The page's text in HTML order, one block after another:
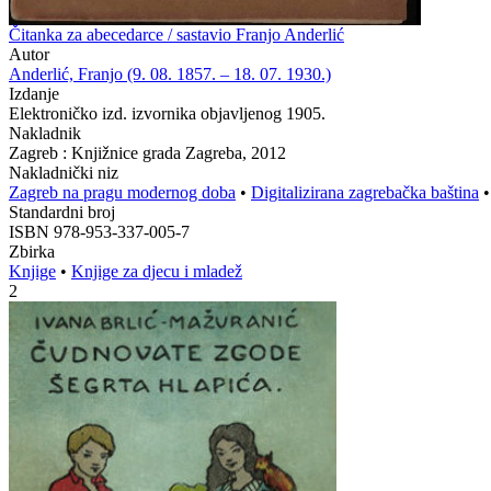
Čitanka za abecedarce / sastavio Franjo Anderlić
Autor
Anderlić, Franjo (9. 08. 1857. – 18. 07. 1930.)
Izdanje
Elektroničko izd. izvornika objavljenog 1905.
Nakladnik
Zagreb : Knjižnice grada Zagreba, 2012
Nakladnički niz
Zagreb na pragu modernog doba • Digitalizirana zagrebačka baština •
Standardni broj
ISBN 978-953-337-005-7
Zbirka
Knjige • Knjige za djecu i mladež
2